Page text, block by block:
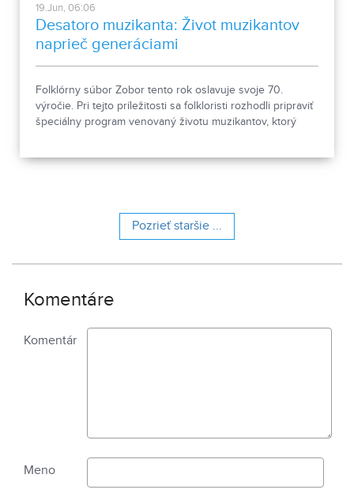
19.Jun, 06:06
Desatoro muzikanta: Život muzikantov
naprieč generáciami
Folklórny súbor Zobor tento rok oslavuje svoje 70.
výročie. Pri tejto príležitosti sa folkloristi rozhodli pripraviť
špeciálny program venovaný životu muzikantov, ktorý
Pozrieť staršie ...
Komentáre
Komentár
Meno